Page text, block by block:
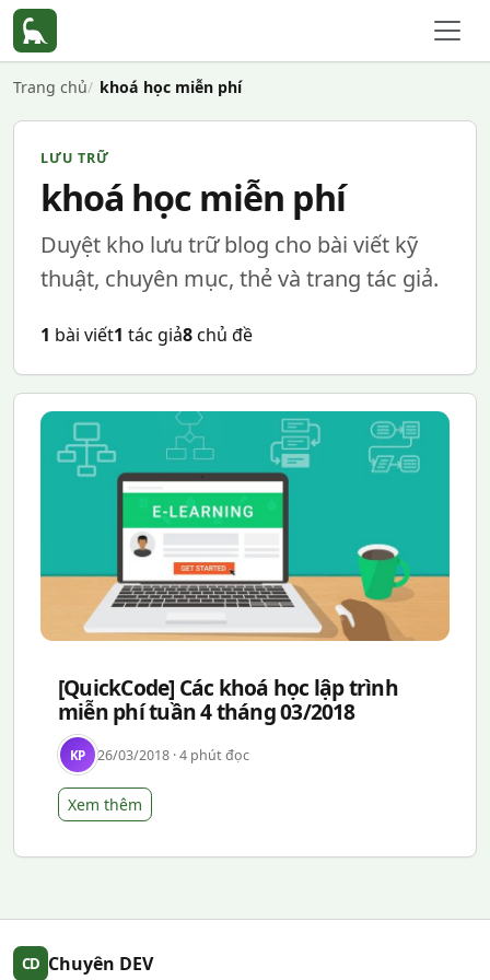
Trang chủ khoá học miễn phí
LƯU TRỮ
khoá học miễn phí
Duyệt kho lưu trữ blog cho bài viết kỹ
thuật, chuyên mục, thẻ và trang tác giả.
1 bài viết1 tác giả8chủ đề
[QuickCode] Các khoá học lập trình
miễn phí tuần 4 tháng 03/2018
KP 26/03/2018 · 4 phút đọc
Xem thêm
CD Chuyên DEV